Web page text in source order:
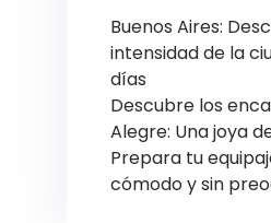
Buenos Aires:
intensidad de la
días
Descubre los
Alegre: Una joya
Prepara tu
cómodo y sin